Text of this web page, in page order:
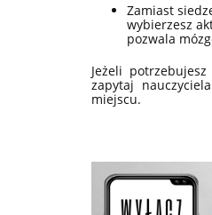
Zamiast
wybierzesz
pozwala
Jeżeli
zapytaj
miejscu.